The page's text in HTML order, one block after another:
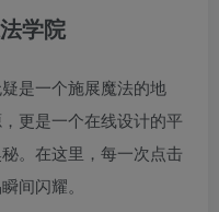
学院
是一个施展魔法的地
更是一个在线设计的平
。在这里，每一次点击
间闪耀。